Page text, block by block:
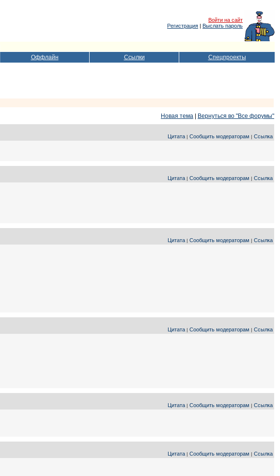
Войти на сайт
Регистрация | Выслать пароль
Оффлайн Ссылки Спецпроекты
Новая тема
Вернуться во "Все форумы"
Цитата | Сообщить модераторам | Ссылка
Цитата | Сообщить модераторам | Ссылка
Цитата | Сообщить модераторам | Ссылка
Цитата | Сообщить модераторам | Ссылка
Цитата | Сообщить модераторам | Ссылка
Цитата | Сообщить модераторам | Ссылка